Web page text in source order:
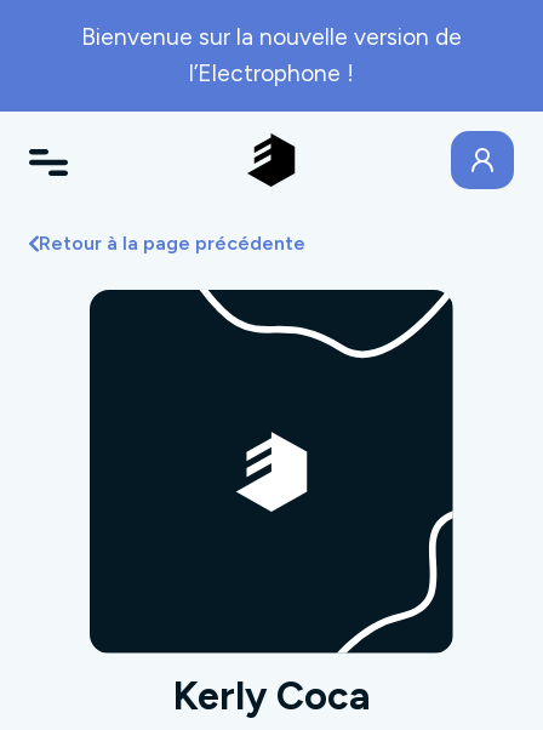
Bienvenue sur la nouvelle version de
l’Electrophone !
Retour à la page précédente
Kerly Coca